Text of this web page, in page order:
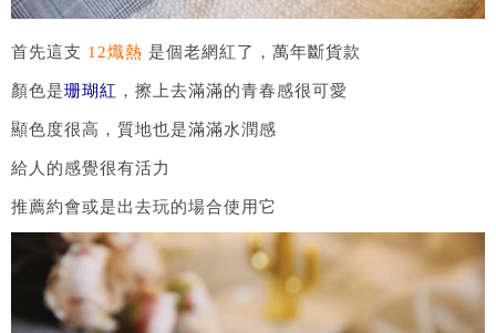
首先這支 12熾熱 是個老網紅了，萬年斷貨款
顏色是珊瑚紅 ，擦上去滿滿的青春感很可愛
顯色度很高，質地也是滿滿水潤感
給人的感覺很有活力
推薦約會或是出去玩的場合使用它